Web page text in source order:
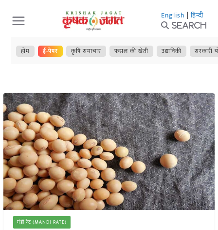
Skip
to
content
English | हिन्दी
Search
होम ई-पेपर कृषि समाचार फसल की खेती उद्यानिकी सरकारी
मंडी रेट (MANDI RATE)